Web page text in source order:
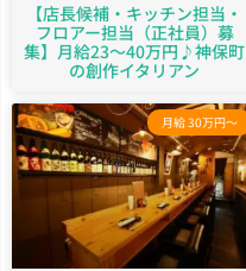
【店長候補・キッチン担当・
フロアー担当（正社員）募
集】月給23〜40万円♪神保町
の創作イタリアン
月給 30万円～